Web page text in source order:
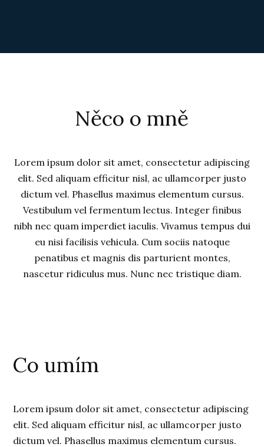
Něco o mně
Lorem ipsum dolor sit amet, consectetur adipiscing
elit. Sed aliquam efficitur nisl, ac ullamcorper justo
dictum vel. Phasellus maximus elementum cursus.
Vestibulum vel fermentum lectus. Integer finibus
nibh nec quam imperdiet iaculis. Vivamus tempus dui
eu nisi facilisis vehicula. Cum sociis natoque
penatibus et magnis dis parturient montes,
nascetur ridiculus mus. Nunc nec tristique diam.
Co umím
Lorem ipsum dolor sit amet, consectetur adipiscing
elit. Sed aliquam efficitur nisl, ac ullamcorper justo
dictum vel. Phasellus maximus elementum cursus.